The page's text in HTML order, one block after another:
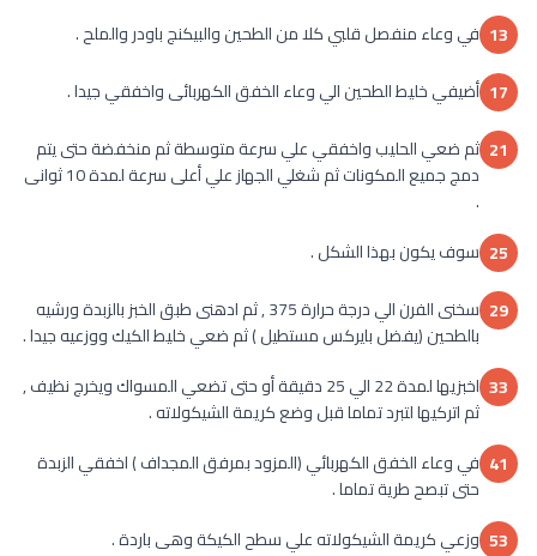
13 في وعاء منفصل قلبي كلا من الطحين والبيكنج باودر والملح .
17 أضيفي خليط الطحين الي وعاء الخفق الكهربائى واخفقي جيدا .
21 ثم ضعي الحليب واخفقي علي سرعة متوسطة ثم منخفضة حتى يتم
دمج جميع المكونات ثم شغلي الجهاز علي أعلى سرعة لمدة 10 ثوانى
.
25 سوف يكون بهذا الشكل .
29
سخنى الفرن الي درجة حرارة 375 , ثم ادهنى طبق الخبز بالزبدة ورشيه
بالطحين (يفضل بايركس مستطيل ) ثم ضعي خليط الكيك ووزعيه جيدا .
33
اخبزيها لمدة 22 الي 25 دقيقة أو حتى تضعي المسواك ويخرج نظيف ,
ثم اتركيها لتبرد تماما قبل وضع كريمة الشيكولاته .
41 في وعاء الخفق الكهربائي (المزود بمرفق المجداف ) اخفقي الزبدة
حتى تبصح طرية تماما .
53 وزعي كريمة الشيكولاته علي سطح الكيكة وهى باردة .